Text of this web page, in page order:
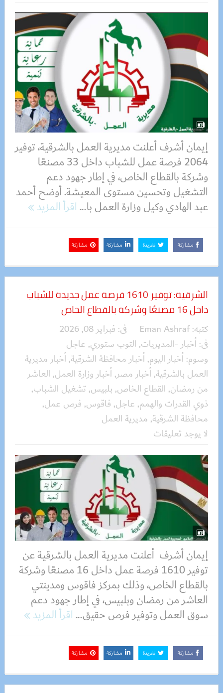
إيمان أشرف أعلنت مديرية العمل بالشرقية، توفير
2064 فرصة عمل للشباب داخل 33 مصنعًا
وشركة بالقطاع الخاص، في إطار جهود دعم
التشغيل وتحسين مستوى المعيشة. أوضح أحمد
عبد الهادي وكيل وزارة العمل با...اقرأ المزيد
مشاركة تغريدة مشاركة مشاركة
الشرقية: توفير 1610 فرصة عمل جديدة للشباب
داخل 16 مصنعًا وشركة بالقطاع الخاص
كتبه:Eman Ashraf فى: فبراير 08, 2026
فى:أخبار -المديريات, التوب ستوري, عاجل
وسوم:أخبار اليوم,أخبار محافظة الشرقية,أخبار مديرية
العمل بالشرقية,أخبار مصر,أخبار وزارة العمل, العاشر
من رمضان, القطاع الخاص, بلبيس, تشغيل الشباب,
ذوي القدرات والهمم, عاجل, فاقوس, فرص عمل,
محافظة الشرقية, مديرية العمل
لا يوجد تعليقات
إيمان أشرف أعلنت مديرية العمل بالشرقية عن
توفير 1610 فرصة عمل داخل 16 مصنعًا وشركة
بالقطاع الخاص، وذلك بمركز فاقوس ومدينتي
العاشر من رمضان وبلبيس، في إطار جهود دعم
سوق العمل وتوفير فرص حقيق...اقرأ المزيد
مشاركة تغريدة مشاركة مشاركة